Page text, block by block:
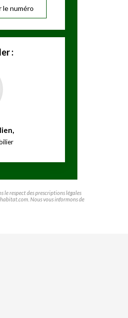
le numéro
:
,
le respect des prescriptions légales
Nous vous informons de